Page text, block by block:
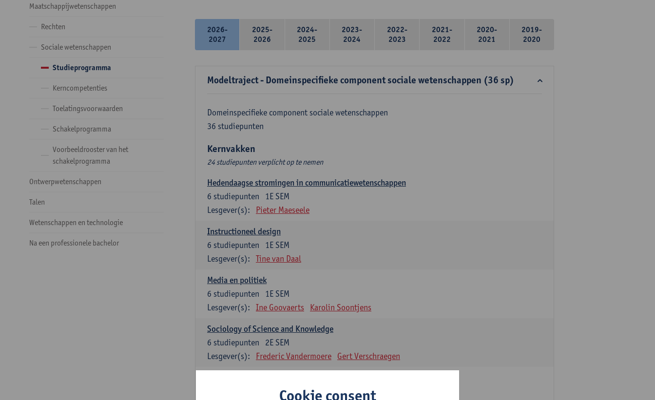
Maatschappijwetenschappen
Rechten
Sociale wetenschappen
Studieprogramma
Kerncompetenties
Toelatingsvoorwaarden
Schakelprogramma
Voorbeeldrooster van het
schakelprogramma
Ontwerpwetenschappen
Talen
Wetenschappen en technologie
Na een professionele bachelor
2026-
2027
2025-
2026
2024-
2025
2023-
2024
2022-
2023
2021-
2022
2020-
2021
2019-
2020
Modeltraject - Domeinspecifieke component sociale wetenschappen (36 sp)
Domeinspecifieke component sociale wetenschappen
36 studiepunten
Kernvakken
24 studiepunten verplicht op te nemen
Hedendaagse stromingen in communicatiewetenschappen
1E SEM
6 studiepunten
Lesgever(s):
Pieter Maeseele
Instructioneel design
1E SEM
6 studiepunten
Lesgever(s):
Tine van Daal
Media en politiek
1E SEM
6 studiepunten
Lesgever(s):
Ine Goovaerts Karolin Soontjens
Sociology of Science and Knowledge
2E SEM
6 studiepunten
Lesgever(s):
Frederic Vandermoere Gert Verschraegen
Keuzevakken cluster communicatiewetenschappen
Cookie consent